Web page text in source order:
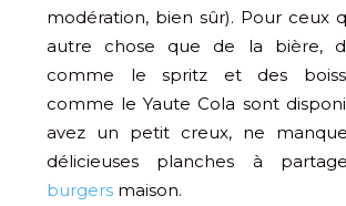
modération, bien sûr). Pour ceux
autre chose que de la bière,
comme le spritz et des
comme le Yaute Cola sont
avez un petit creux, ne
délicieuses planches à
burgers maison.